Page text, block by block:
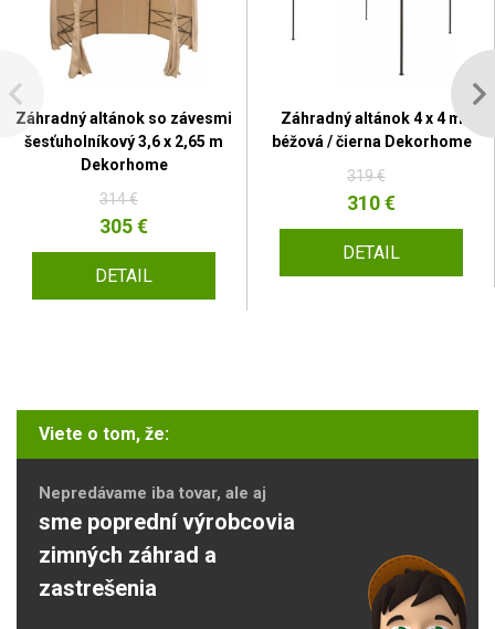
Záhradný altánok so závesmi
šesťuholníkový 3,6 x 2,65 m
Dekorhome
314 €
305 €
DETAIL
Záhradný altánok 4 x 4 m
béžová / čierna Dekorhome
319 €
310 €
DETAIL
Viete o tom, že:
Nepredávame iba tovar, ale aj
sme poprední výrobcovia
zimných záhrad a
zastrešenia